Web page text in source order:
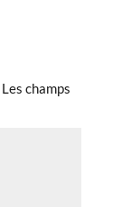
Les champs